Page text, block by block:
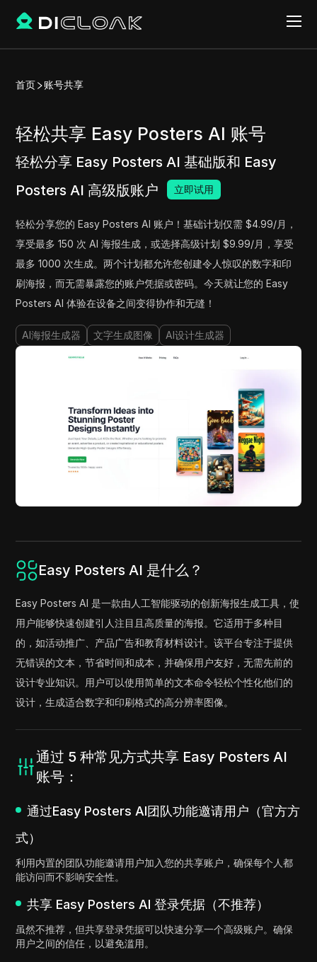
首页 账号共享
轻松共享 Easy Posters AI 账号
轻松分享 Easy Posters AI 基础版和 Easy
Posters AI 高级版账户
立即试用
轻松分享您的 Easy Posters AI 账户！基础计划仅需 $4.99/月，
享受最多 150 次 AI 海报生成，或选择高级计划 $9.99/月，享受
最多 1000 次生成。两个计划都允许您创建令人惊叹的数字和印
刷海报，而无需暴露您的账户凭据或密码。今天就让您的 Easy
Posters AI 体验在设备之间变得协作和无缝！
AI海报生成器 文字生成图像 AI设计生成器
Easy Posters AI 是什么？
Easy Posters AI 是一款由人工智能驱动的创新海报生成工具，使
用户能够快速创建引人注目且高质量的海报。它适用于多种目
的，如活动推广、产品广告和教育材料设计。该平台专注于提供
无错误的文本，节省时间和成本，并确保用户友好，无需先前的
设计专业知识。用户可以使用简单的文本命令轻松个性化他们的
设计，生成适合数字和印刷格式的高分辨率图像。
通过 5 种常见方式共享 Easy Posters AI
账号：
通过Easy Posters AI团队功能邀请用户（官方方
式）
利用内置的团队功能邀请用户加入您的共享账户，确保每个人都
能访问而不影响安全性。
共享 Easy Posters AI 登录凭据（不推荐）
虽然不推荐，但共享登录凭据可以快速分享一个高级账户。确保
用户之间的信任，以避免滥用。